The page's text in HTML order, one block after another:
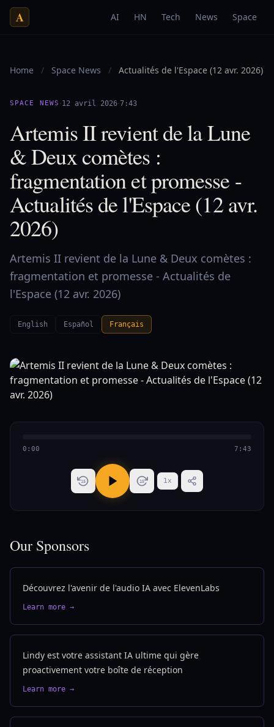
A AI HN Tech News Space
Home / Space News / Actualités de l'Espace (12 avr. 2026)
SPACE NEWS ·12 avril 2026·7:43
Artemis II revient de la Lune
& Deux comètes :
fragmentation et promesse -
Actualités de l'Espace (12 avr.
2026)
Artemis II revient de la Lune & Deux comètes :
fragmentation et promesse - Actualités de
l'Espace (12 avr. 2026)
English Español Français
0:00 7:43
15 15 1x
Our Sponsors
Découvrez l'avenir de l'audio IA avec ElevenLabs
Learn more →
Lindy est votre assistant IA ultime qui gère
proactivement votre boîte de réception
Learn more →